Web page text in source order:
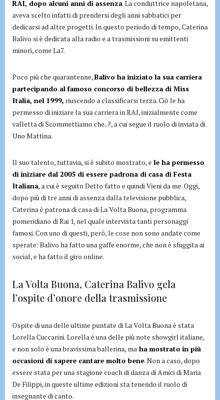
RAI, dopo alcuni anni di assenza. La conduttrice napoletana,
aveva scelto infatti di prendersi degli anni sabbatici per
dedicarsi ad altre progetti. In questo periodo di tempo, Caterina
Balivo si è dedicata alla radio e a trasmissioni su emittenti
minori, come La7.
Poco più che quarantenne,Balivo ha iniziato la sua carriera
partecipando al famoso concorso di bellezza di Miss
Italia, nel 1999, riuscendo a classificarsi terza. Ciò le ha
permesso di iniziare la sua carriera in RAI, inizialmente come
valletta di Scommettiamo che..?, a cui segue il ruolo di inviata di
Uno Mattina.
Il suo talento, tuttavia, si è subito mostrato, e le ha permesso
di iniziare dal 2005 di essere padrona di casa di Festa
Italiana, a cui è seguito Detto fatto e quindi Vieni da me. Oggi,
dopo più di tre anni di assenza dalla televisione pubblica,
Caterina è patrona di casa di La Volta Buona, programma
pomeridiano di Rai 1, nel quale intervista tanti personaggi
famosi. Con uno di questi, però, le cose non sono andate come
sperate: Balivo ha fatto una gaffe enorme, che non è sfuggita ai
social, e ha fatto il giro online.
La Volta Buona, Caterina Balivo gela
l’ospite d’onore della trasmissione
Ospite di una delle ultime puntate di La Volta Buona è stata
Lorella Cuccarini. Lorella è una delle più note showgirl italiane,
e non solo è una bravissima ballerina, ma ha mostrato in più
occasioni di sapere cantare molto bene. Non a caso, dopo
essere stata per una stagione coach di danza di Amici di Maria
De Filippi, in queste ultime edizioni sta tenendo il ruolo di
insegnante di canto.